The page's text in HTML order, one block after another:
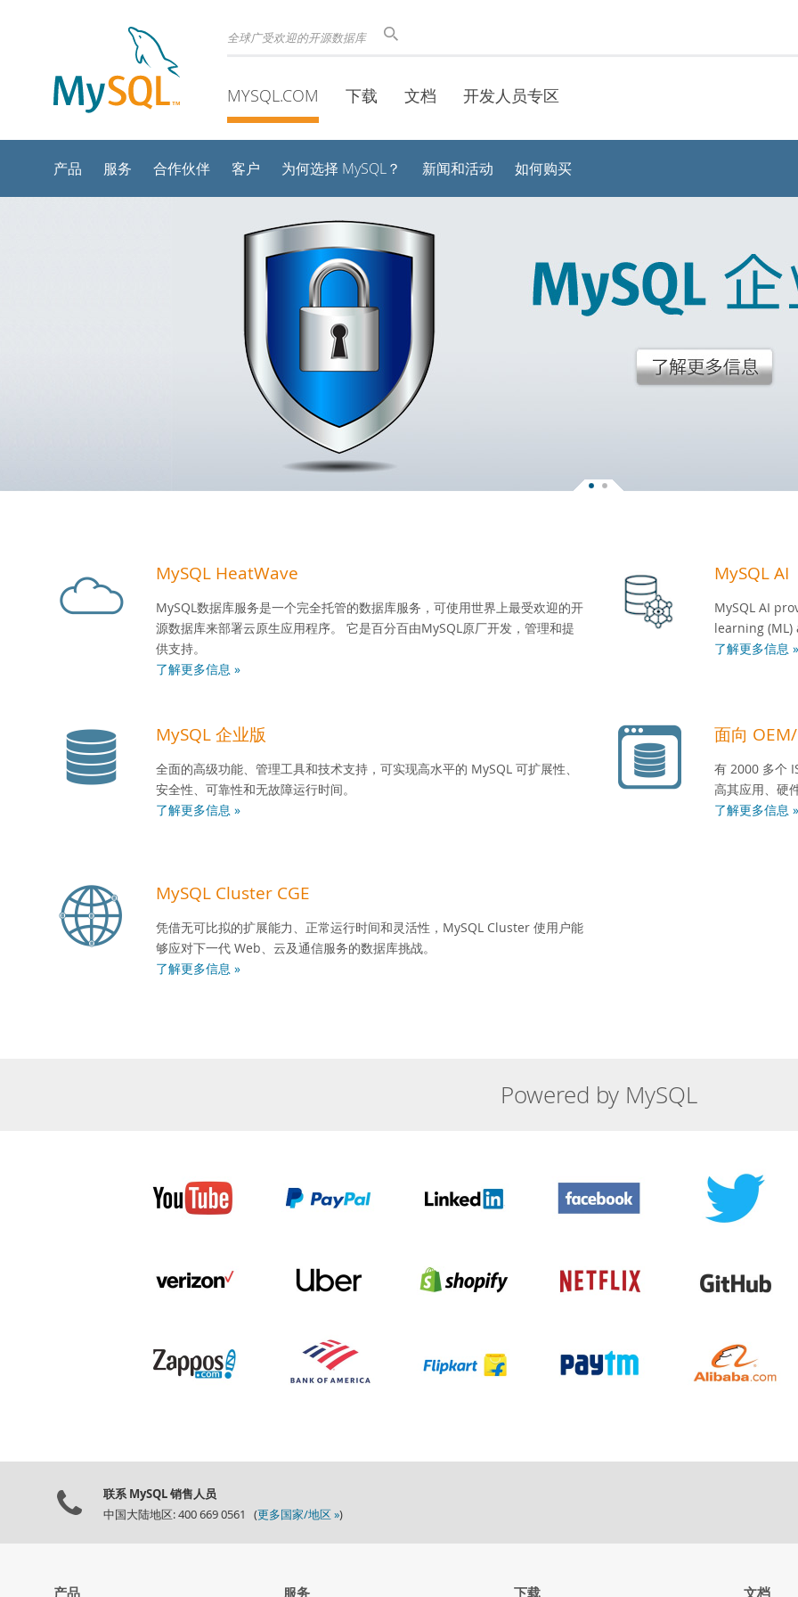
全球广受欢迎的开源数据库
MYSQL.COM 下载 文档 开发人员专区
产品 服务 合作伙伴 客户 为何选择 MySQL？ 新闻和活动 如何购买
MySQL HeatWave
MySQL数据库服务是一个完全托管的数据库服务，可使用世界上最受欢迎的开
源数据库来部署云原生应用程序。 它是百分百由MySQL原厂开发，管理和提
供支持。
了解更多信息 »
MySQL AI
MySQL AI
learning
了解更多信息 »
MySQL 企业版
全面的高级功能、管理工具和技术支持，可实现高水平的 MySQL 可扩展性、
安全性、可靠性和无故障运行时间。
了解更多信息 »
面向
有 2000 多个
高其应用、硬
了解更多信息 »
MySQL Cluster CGE
凭借无可比拟的扩展能力、正常运行时间和灵活性，MySQL Cluster 使用户能
够应对下一代 Web、云及通信服务的数据库挑战。
了解更多信息 »
Powered by MySQL
联系 MySQL 销售人员
中国大陆地区: 400 669 0561 (更多国家/地区 »)
产品 服务 下载 文档